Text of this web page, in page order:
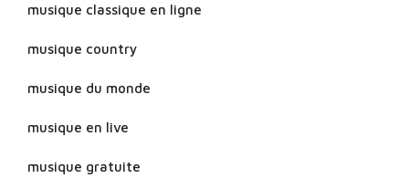
musique classique en ligne
musique country
musique du monde
musique en live
musique gratuite